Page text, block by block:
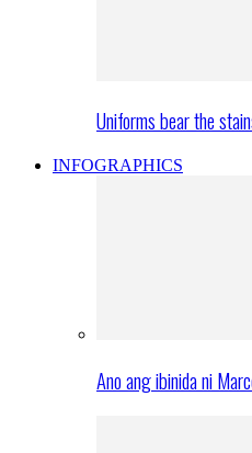
Uniforms bear the
INFOGRAPHICS
Ano ang ibinida ni